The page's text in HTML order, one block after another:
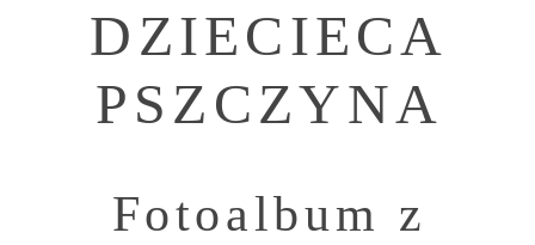
DZIECIECA
PSZCZYNA
Fotoalbum z